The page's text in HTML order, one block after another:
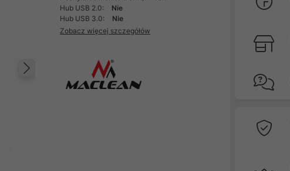
Następny
Hub USB 2.0:
Nie
Hub USB 3.0:
Nie
Zobacz więcej szczegółów